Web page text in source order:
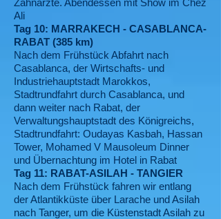
Zahnärzte. Abendessen mit Show im Chez
Ali
Tag 10: MARRAKECH - CASABLANCA-
RABAT (385 km)
Nach dem Frühstück Abfahrt nach
Casablanca, der Wirtschafts- und
Industriehauptstadt Marokkos,
Stadtrundfahrt durch Casablanca, und
dann weiter nach Rabat, der
Verwaltungshauptstadt des Königreichs,
Stadtrundfahrt: Oudayas Kasbah, Hassan
Tower, Mohamed V Mausoleum Dinner
und Übernachtung im Hotel in Rabat
Tag 11: RABAT-ASILAH - TANGIER
Nach dem Frühstück fahren wir entlang
der Atlantikküste über Larache und Asilah
nach Tanger, um die Küstenstadt Asilah zu